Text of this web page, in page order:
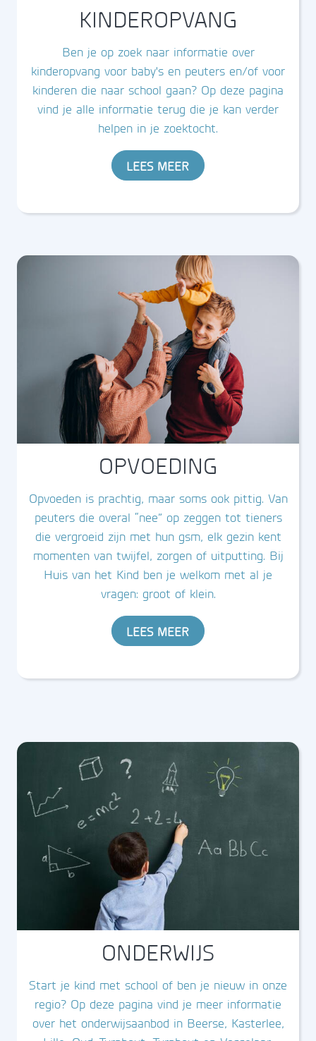
KINDEROPVANG
Ben je op zoek naar informatie over
kinderopvang voor baby's en peuters en/of voor
kinderen die naar school gaan? Op deze pagina
vind je alle informatie terug die je kan verder
helpen in je zoektocht.
LEES MEER
OPVOEDING
Opvoeden is prachtig, maar soms ook pittig. Van
peuters die overal “nee” op zeggen tot tieners
die vergroeid zijn met hun gsm, elk gezin kent
momenten van twijfel, zorgen of uitputting. Bij
Huis van het Kind ben je welkom met al je
vragen: groot of klein.
LEES MEER
ONDERWIJS
Start je kind met school of ben je nieuw in onze
regio? Op deze pagina vind je meer informatie
over het onderwijsaanbod in Beerse, Kasterlee,